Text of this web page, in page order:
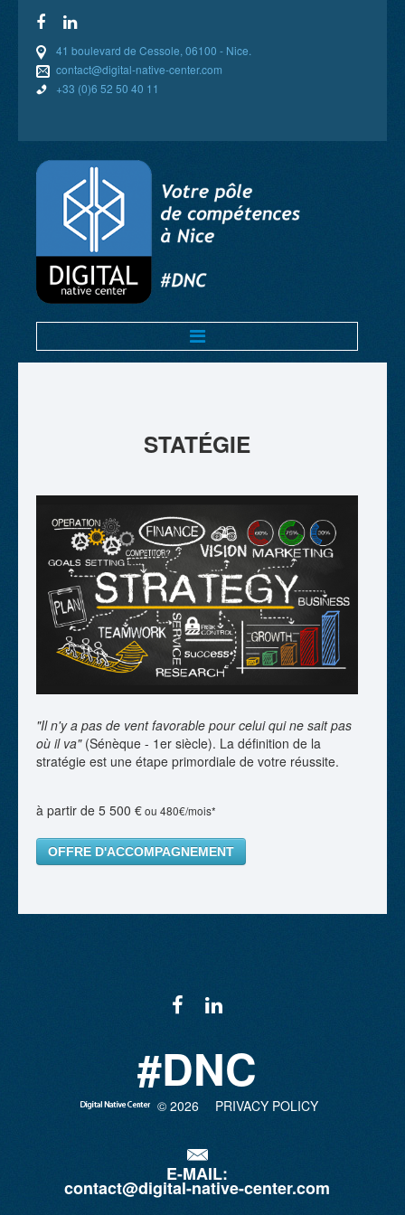
41 boulevard de Cessole, 06100 - Nice.
contact@digital-native-center.com
+33 (0)6 52 50 40 11
RAISON D'ÊTRESTATÉGIE
"Il n'y a pas de vent favorable pour celui qui ne sait pas
où il va"(Sénèque - 1er siècle). La définition de la
stratégie est une étape primordiale de votre réussite.
à partir de 5 500 €ou 480€/mois*
OFFRE D'ACCOMPAGNEMENT
#DNC
© 2026 PRIVACY POLICY
E-MAIL:
contact@digital-native-center.com